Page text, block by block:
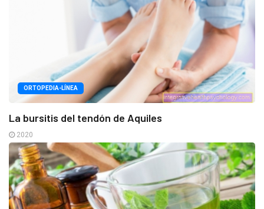
ORTOPEDIA-LÍNEA
La bursitis del tendón de Aquiles
2020